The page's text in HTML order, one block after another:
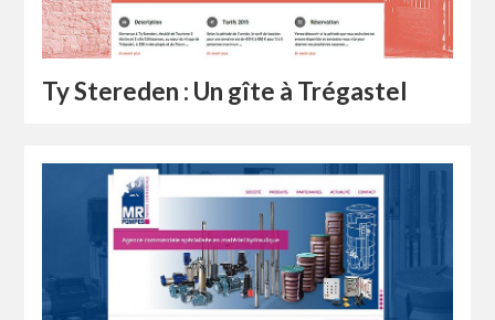
Ty Stereden : Un gîte à Trégastel